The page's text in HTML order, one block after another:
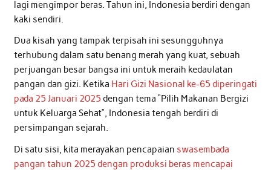
lagi mengimpor beras. Tahun ini, Indonesia berdiri dengan
kaki sendiri.
Dua kisah yang tampak terpisah ini sesungguhnya
terhubung dalam satu benang merah yang kuat, sebuah
perjuangan besar bangsa ini untuk meraih kedaulatan
pangan dan gizi. Ketika Hari Gizi Nasional ke-65 diperingati
pada 25 Januari 2025 dengan tema “Pilih Makanan Bergizi
untuk Keluarga Sehat”, Indonesia tengah berdiri di
persimpangan sejarah.
Di satu sisi, kita merayakan pencapaian swasembada
pangan tahun 2025 dengan produksi beras mencapai